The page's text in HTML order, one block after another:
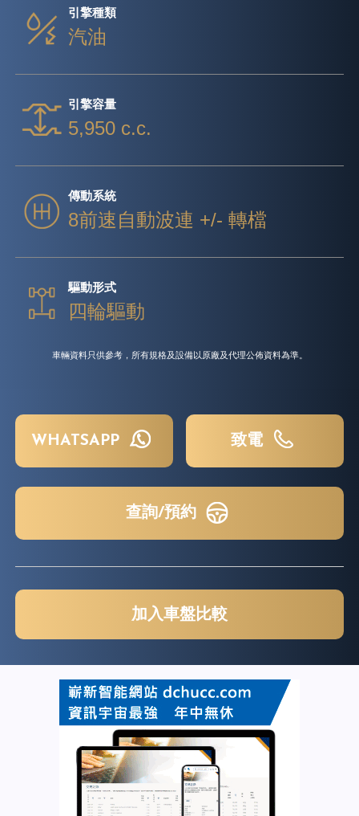
引擎種類
汽油
引擎容量
5,950 c.c.
傳動系統
8前速自動波連 +/- 轉檔
驅動形式
四輪驅動
車輛資料只供參考，所有規格及設備以原廠及代理公佈資料為準。
WHATSAPP 致電
查詢/預約
加入車盤比較